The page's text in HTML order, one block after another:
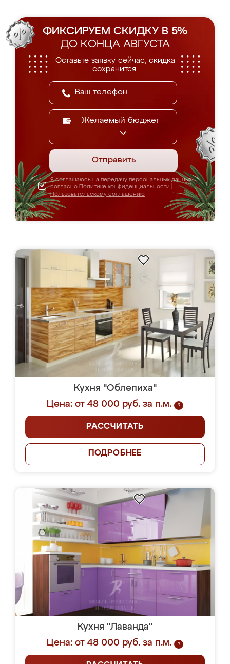
ФИКСИРУЕМ СКИДКУ В 5%
ДО КОНЦА АВГУСТА
Оставьте заявку сейчас, скидка
сохранится.
Желаемый бюджет
Отправить
Я соглашаюсь на передачу персональных данных
согласно Политике конфиденциальности
Пользовательскому соглашению
Кухня "Облепиха"
Цена: от 48 000 руб. за п.м.
?
РАССЧИТАТЬ
ПОДРОБНЕЕ
Кухня "Лаванда"
Цена: от 48 000 руб. за п.м.
?